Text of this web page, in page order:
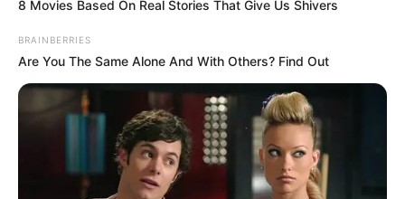
8 Movies Based On Real Stories That Give Us Shivers
BRAINBERRIES
Are You The Same Alone And With Others? Find Out